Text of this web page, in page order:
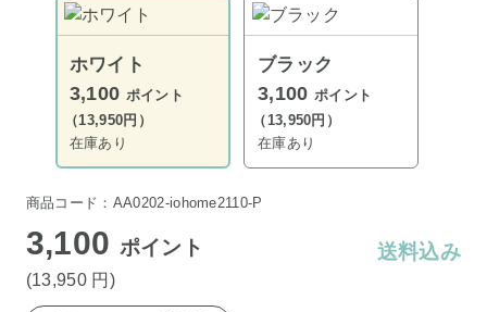
ホワイト
3,100 ポイント
（13,950円）
在庫あり
ブラック
3,100 ポイント
（13,950円）
在庫あり
商品コード：AA0202-iohome2110-P
3,100 ポイント
(13,950 円 )
送料込み